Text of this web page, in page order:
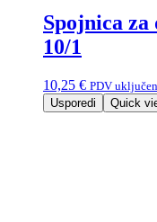
Spojnica
10/1
10,25 € PDV uključen
Usporedi Quick